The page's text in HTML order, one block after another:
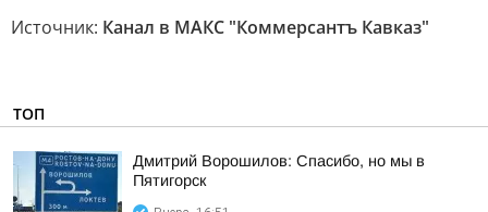
Источник: Канал в МАКС "Коммерсантъ Кавказ"
ТОП
Дмитрий Ворошилов: Спасибо, но мы в
Пятигорск